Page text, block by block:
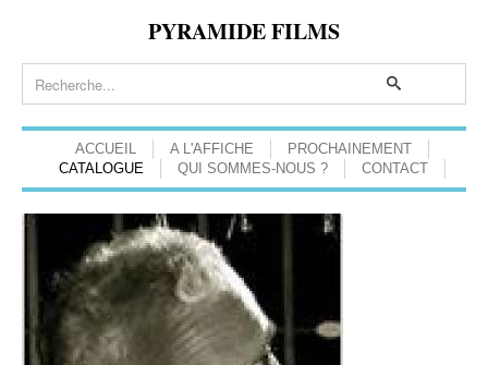
PYRAMIDE FILMS
ACCUEIL A L'AFFICHE
PROCHAINEMENT
CATALOGUE
QUI SOMMES-NOUS ? CONTACT